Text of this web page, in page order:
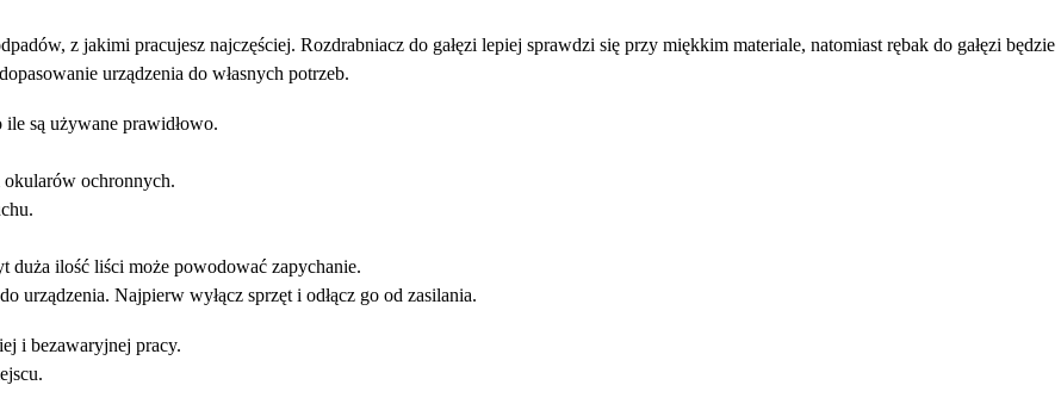
z jakimi pracujesz najczęściej. Rozdrabniacz do gałęzi lepiej sprawdzi się przy miękkim materiale, natomiast rębak do gałęzi będzie
urządzenia do własnych potrzeb.
ile są używane prawidłowo.
okularów ochronnych.
duża ilość liści może powodować zapychanie.
urządzenia. Najpierw wyłącz sprzęt i odłącz go od zasilania.
i bezawaryjnej pracy.